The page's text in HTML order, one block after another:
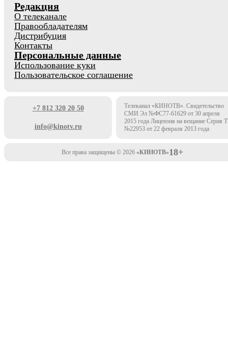
Редакция
О телеканале
Правообладателям
Дистрибуция
Контакты
Персональные данные
Использование куки
Пользовательское соглашение
+7 812 320 20 50
info@kinotv.ru
Телеканал «КИНОТВ». Свидетельство
СМИ Эл №ФС77-61629 от 30 апреля
2015 года Лицензия на вещание Серия
№22953 от 22 февраля 2013 года
Все права защищены © 2026 «КИНОТВ»18+